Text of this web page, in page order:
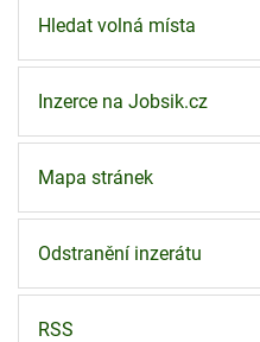
Hledat volná místa
Inzerce na Jobsik.cz
Mapa stránek
Odstranění inzerátu
RSS